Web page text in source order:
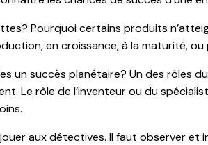
Pourquoi certains produits
en croissance, à la maturité, ou
un succès planétaire? Un des rôles
Le rôle de l’inventeur ou du
aux détectives. Il faut observer